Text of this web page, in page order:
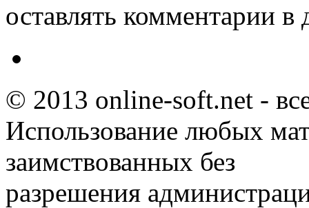
оставлять комментарии в
© 2013 online-soft.net -
Использование любых
заимствованных без
разрешения